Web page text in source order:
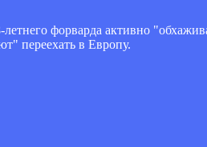
форварда активно
переехать в Европу.